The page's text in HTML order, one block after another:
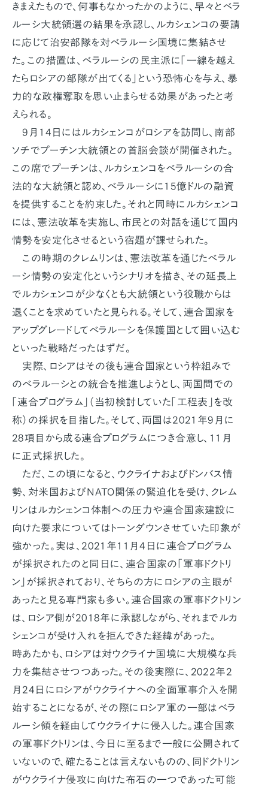
きまえたもので、何事もなかったかのように、早々とベラ
ルーシ大統領選の結果を承認し、ルカシェンコの要請
に応じて治安部隊を対ベラルーシ国境に集結させ
た。この措置は、ベラルーシの民主派に「一線を越え
たらロシアの部隊が出てくる」という恐怖心を与え、暴
力的な政権奪取を思い止まらせる効果があったと考
えられる。
9月14日にはルカシェンコがロシアを訪問し、南部
ソチでプーチン大統領との首脳会談が開催された。
この席でプーチンは、ルカシェンコをベラルーシの合
法的な大統領と認め、ベラルーシに15億ドルの融資
を提供することを約束した。それと同時にルカシェンコ
には、憲法改革を実施し、市民との対話を通じて国内
情勢を安定化させるという宿題が課せられた。
この時期のクレムリンは、憲法改革を通じたベラル
ーシ情勢の安定化というシナリオを描き、その延長上
でルカシェンコが少なくとも大統領という役職からは
退くことを求めていたと見られる。そして、連合国家を
アップグレードしてベラルーシを保護国として囲い込む
といった戦略だったはずだ。
実際、ロシアはその後も連合国家という枠組みで
のベラルーシとの統合を推進しようとし、両国間での
「連合プログラム」（当初検討していた「工程表」を改
称）の採択を目指した。そして、両国は2021年9月に
28項目から成る連合プログラムにつき合意し、11月
に正式採択した。
ただ、この頃になると、ウクライナおよびドンバス情
勢、対米国およびNATO関係の緊迫化を受け、クレム
リンはルカシェンコ体制への圧力や連合国家建設に
向けた要求についてはトーンダウンさせていた印象が
強かった。実は、2021年11月4日に連合プログラム
が採択されたのと同日に、連合国家の「軍事ドクトリ
ン」が採択されており、そちらの方にロシアの主眼が
あったと見る専門家も多い。連合国家の軍事ドクトリン
は、ロシア側が2018年に承認しながら、それまでルカ
シェンコが受け入れを拒んできた経緯があった。
時あたかも、ロシアは対ウクライナ国境に大規模な兵
力を集結させつつあった。その後実際に、2022年2
月24日にロシアがウクライナへの全面軍事介入を開
始することになるが、その際にロシア軍の一部はベラ
ルーシ領を経由してウクライナに侵入した。連合国家
の軍事ドクトリンは、今日に至るまで一般に公開されて
いないので、確たることは言えないものの、同ドクトリン
がウクライナ侵攻に向けた布石の一つであった可能